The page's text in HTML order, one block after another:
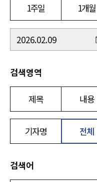
1주일 1개월
검색영역
제목 내용
기자명 전체
검색어